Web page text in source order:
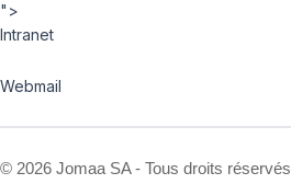
">
Intranet
Webmail
© 2026 Jomaa SA - Tous droits réservés